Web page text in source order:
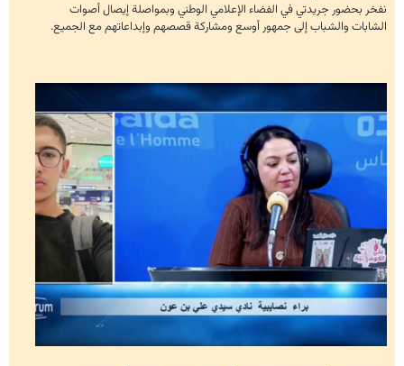
نفخر بحضور جريدتي في الفضاء الإعلامي الوطني وبمواصلة إيصال أصوات
الشابات والشباب إلى جمهور أوسع ومشاركة قصصهم وإبداعاتهم مع الجميع.